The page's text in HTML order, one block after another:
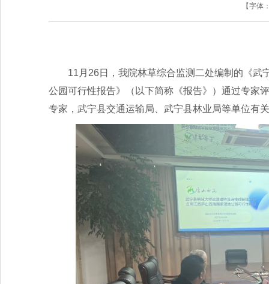
【字体
11月26日，我院林草综合监测二处编制的《武
公园可行性报告》（以下简称《报告》）通过专家
专家，武宁县交通运输局、武宁县林业局等单位有